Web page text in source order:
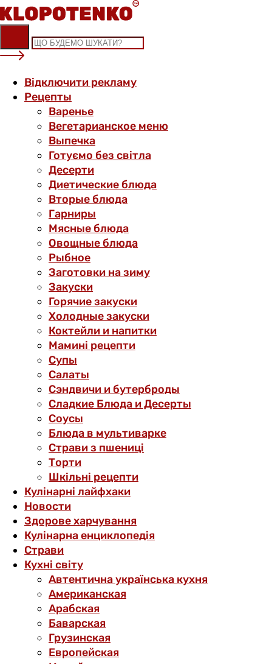
Skip
to
content
Відключити рекламу
Рецепты
Варенье
Вегетарианское меню
Выпечка
Готуємо без світла
Десерти
Диетические блюда
Вторые блюда
Гарниры
Мясные блюда
Овощные блюда
Рыбное
Заготовки на зиму
Закуски
Горячие закуски
Холодные закуски
Коктейли и напитки
Мамині рецепти
Супы
Салаты
Сэндвичи и бутерброды
Сладкие Блюда и Десерты
Соусы
Блюда в мультиварке
Страви з пшениці
Торти
Шкільні рецепти
Кулінарні лайфхаки
Новости
Здорове харчування
Кулінарна енциклопедія
Страви
Кухні світу
Автентична українська кухня
Американская
Арабская
Баварская
Грузинская
Европейская